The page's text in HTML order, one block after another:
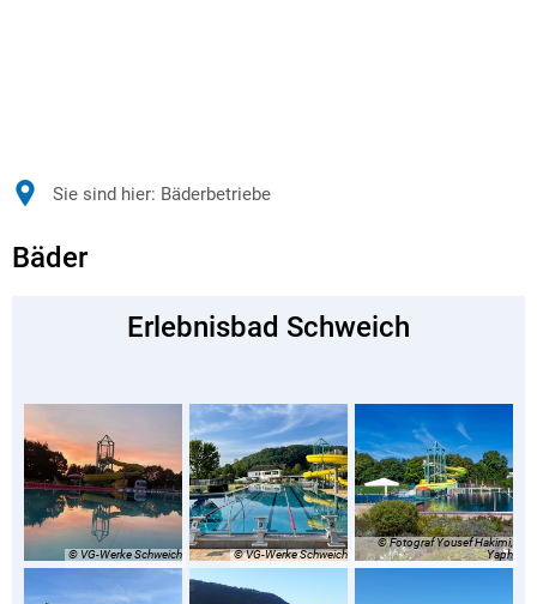
Sie sind hier: Bäderbetriebe
Bäder
Erlebnisbad Schweich
© VG-Werke Schweich © VG-Werke Schweich
© Fotograf Yousef Hakimi,
Yaph